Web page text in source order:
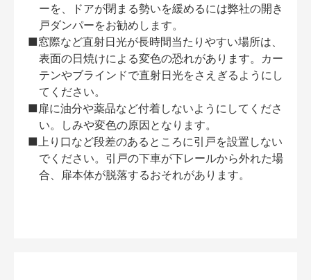
ーを、ドアが閉まる勢いを緩めるには弊社の開き
戸ダンパーをお勧めします。
■窓際など直射日光が長時間当たりやすい場所は、
表面の日焼けによる変色の恐れがあります。カー
テンやブラインドで直射日光をさえぎるようにし
てください。
■扉に油分や薬品など付着しないようにしてくださ
い。しみや変色の原因となります。
■上り口など段差のあるところに引戸を設置しない
でください。引戸の下車が下レールから外れた場
合、扉本体が脱落するおそれがあります。